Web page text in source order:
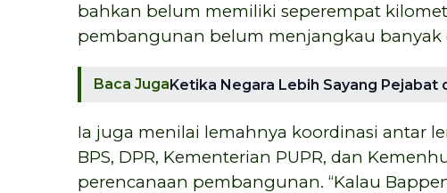
bahkan belum memiliki seperempat
pembangunan belum menjangkau banyak
Baca JugaKetika Negara Lebih Sayang Pejabat
Ia juga menilai lemahnya koordinasi antar
BPS, DPR, Kementerian PUPR, dan
perencanaan pembangunan. “Kalau